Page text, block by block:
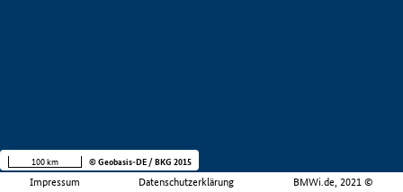
Impressum Datenschutzerklärung BMWi.de, 2021 ©
100 km © Geobasis-DE / BKG 2015